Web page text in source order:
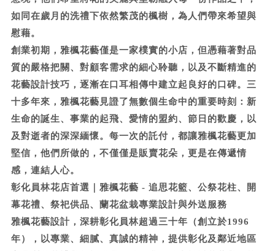
如同在歲月的洗禮下依然繁茂的楓樹，為人們帶來希望與
慰藉。
創業初期，雅楓花藝僅是一家樸實的小店，但憑藉著對品
質的嚴格把關、對顧客需求的細心聆聽，以及不斷精進的
花藝設計技巧，逐漸在口耳相傳中建立起良好的口碑。三
十多年來，雅楓花藝見證了無數個生命中的重要時刻：新
生命的誕生、事業的起飛、愛情的盟約、節日的歡慶，以
及對逝者的深深緬懷。每一次的託付，都讓雅楓花藝更加
堅信，他們所做的，不僅僅是販賣花朵，更是在傳遞情
感，連結人心。
彰化員林花店首選｜雅楓花藝 - 追思花籃、公祭花柱、開
幕花禮、祭祀供品、蘭花盆栽專業設計與外送服務
雅楓花藝設計 ，深耕彰化員林超過三十年（創立於1996
年），以專業、細膩、真誠的精神，提供彰化及鄰近地區